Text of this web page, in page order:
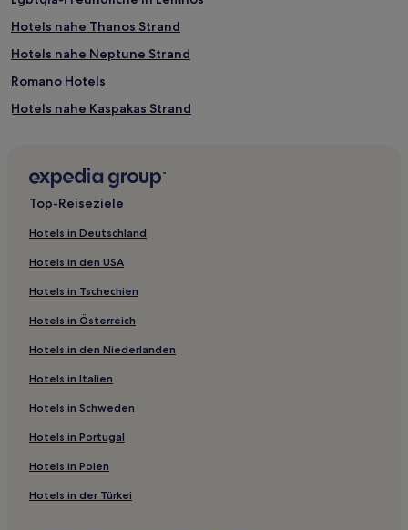
Hotels nahe Thanos Strand
Hotels nahe Neptune Strand
Romano Hotels
Hotels nahe Kaspakas Strand
Hotels nahe Diapori
Hotels nahe Mikro Fanaraki Strand
Hotels nahe Kotsinas-Strand
Limnos: Hotels
Top-Reiseziele
Hotels in Deutschland
Hotels in den USA
Hotels in Tschechien
Hotels in Österreich
Hotels in den Niederlanden
Hotels in Italien
Hotels in Schweden
Hotels in Portugal
Hotels in Polen
Hotels in der Türkei